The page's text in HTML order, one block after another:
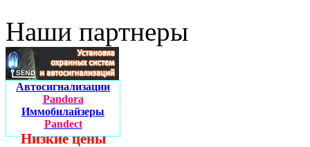
Наши партнеры
Автосигнализации
Pandora
Иммобилайзеры
Pandect
Низкие цены